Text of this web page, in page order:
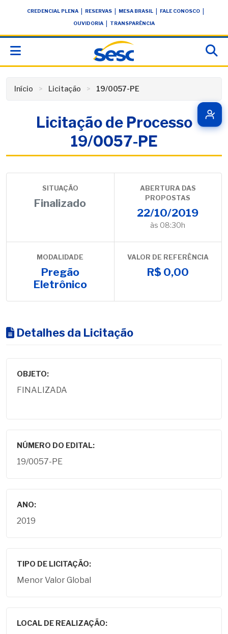
conteúdoCREDENCIAL PLENA RESERVAS MESA BRASIL FALE CONOSCO
OUVIDORIA TRANSPARÊNCIA
Início Licitação 19/0057-PE
Licitação de Processo
19/0057-PE
SITUAÇÃO
Finalizado
ABERTURA DAS
PROPOSTAS
22/10/2019
às 08:30h
MODALIDADE
Pregão
Eletrônico
VALOR DE REFERÊNCIA
R$ 0,00
Detalhes da Licitação
OBJETO:
FINALIZADA
NÚMERO DO EDITAL:
19/0057-PE
ANO:
2019
TIPO DE LICITAÇÃO:
Menor Valor Global
LOCAL DE REALIZAÇÃO: